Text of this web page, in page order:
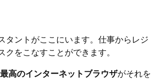
タントがここにいます。仕事からレジ
クをこなすことができます。
最高のインターネットブラウザがそれを